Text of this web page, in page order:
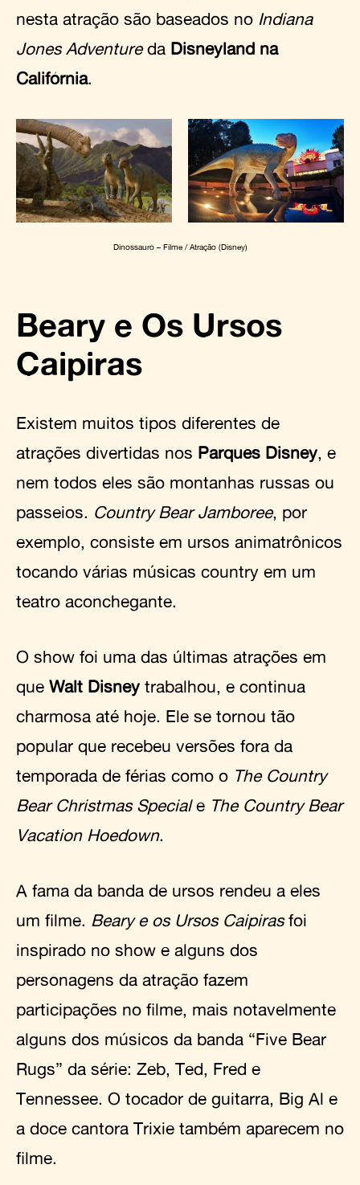
nesta atração são baseados no Indiana
Jones Adventureda Disneyland na
Califórnia.
Dinossauro – Filme / Atração (Disney)
Beary e Os Ursos
Caipiras
Existem muitos tipos diferentes de
atrações divertidas nos Parques Disney, e
nem todos eles são montanhas russas ou
passeios. Country Bear Jamboree, por
exemplo, consiste em ursos animatrônicos
tocando várias músicas country em um
teatro aconchegante.
O show foi uma das últimas atrações em
que Walt Disney trabalhou, e continua
charmosa até hoje. Ele se tornou tão
popular que recebeu versões fora da
temporada de férias como o The Country
Bear Christmas Speciale The Country Bear
Vacation Hoedown.
A fama da banda de ursos rendeu a eles
um filme. Beary e os Ursos Caipirasfoi
inspirado no show e alguns dos
personagens da atração fazem
participações no filme, mais notavelmente
alguns dos músicos da banda “Five Bear
Rugs” da série: Zeb, Ted, Fred e
Tennessee. O tocador de guitarra, Big Al e
a doce cantora Trixie também aparecem no
filme.